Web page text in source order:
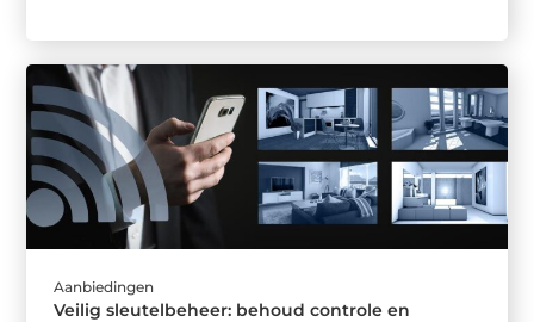
Aanbiedingen
Veilig sleutelbeheer: behoud controle en